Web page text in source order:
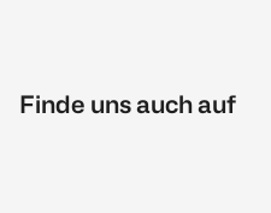
Finde uns auch auf